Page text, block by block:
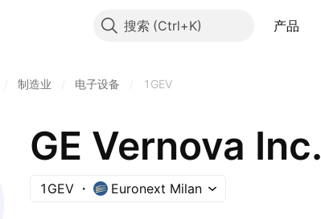
搜索 产品
制造业 电子设备 1GEV
GE Vernova Inc.
1GEV Euronext Milan